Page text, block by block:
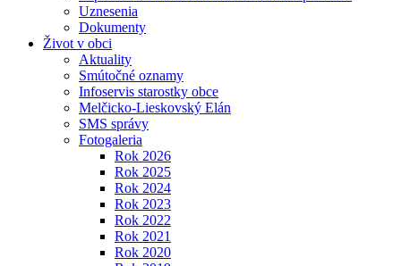
Uznesenia
Dokumenty
Život v obci
Aktuality
Smútočné oznamy
Infoservis starostky obce
Melčicko-Lieskovský Elán
SMS správy
Fotogaleria
Rok 2026
Rok 2025
Rok 2024
Rok 2023
Rok 2022
Rok 2021
Rok 2020